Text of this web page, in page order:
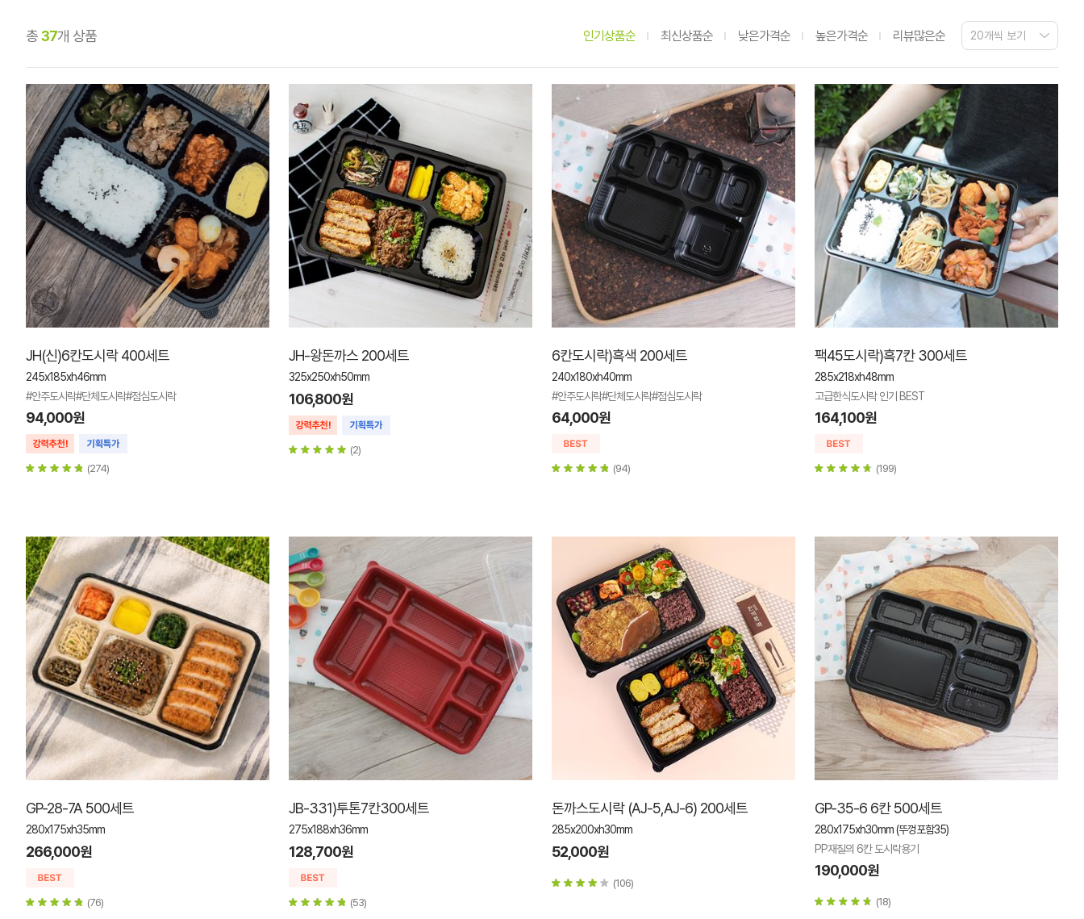
총37개 상품 인기상품순 최신상품순 낮은가격순 높은가격순 리뷰많은순
JH(신)6칸도시락 400세트
245x185xh46mm
#안주도시락#단체도시락#점심도시락
94,000원
(274)
JH-왕돈까스 200세트
325x250xh50mm
106,800원
(2)
6칸도시락)흑색 200세트
240x180xh40mm
#안주도시락#단체도시락#점심도시락
64,000원
(94)
팩45도시락)흑7칸 300세트
285x218xh48mm
고급한식도시락 인기 BEST
164,100원
(199)
GP-28-7A 500세트
280x175xh35mm
266,000원
(76)
JB-331)투톤7칸300세트
275x188xh36mm
128,700원
(53)
돈까스도시락 (AJ-5,AJ-6) 200세트
285x200xh30mm
52,000원
(106)
GP-35-6 6칸 500세트
280x175xh30mm (뚜껑포함35)
PP재질의 6칸 도시락용기
190,000원
(18)